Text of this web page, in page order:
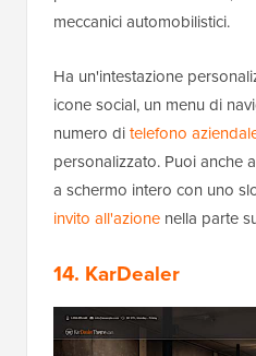
meccanici automobilistici.
Ha un'intestazione
icone social, un menu di
numero ditelefono
personalizzato. Puoi anche
a schermo intero con uno
invito all'azione nella parte
14. KarDealer